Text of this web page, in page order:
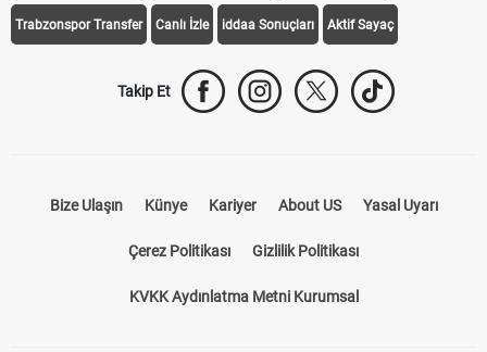
Trabzonspor Transfer Canlı İzle iddaa Sonuçları Aktif Sayaç
Takip Et
Bize Ulaşın Künye Kariyer About US Yasal Uyarı
Çerez Politikası Gizlilik Politikası
KVKK Aydınlatma Metni Kurumsal